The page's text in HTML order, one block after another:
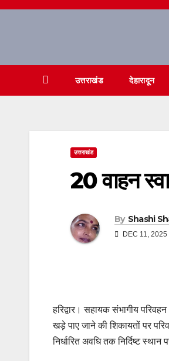
Skip
उत्तराखंड देहारादून
उत्तराखंड
20 वाहन
By Shashi
DEC 11, 2025
हरिद्वार। सहायक संभागीय
खड़े पाए जाने की शिकायतों पर
निर्धारित अवधि तक निर्दिष्ट